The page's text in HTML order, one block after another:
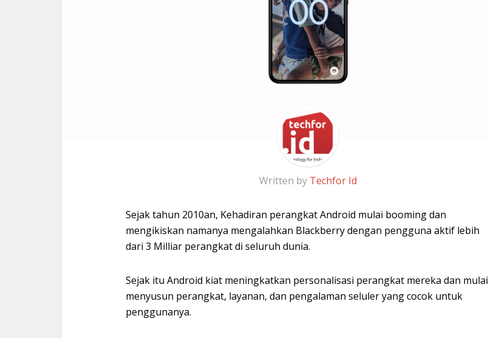
Written by Techfor Id
Sejak tahun 2010an, Kehadiran perangkat Android mulai booming dan
mengikiskan namanya mengalahkan Blackberry dengan pengguna aktif lebih
dari 3 Milliar perangkat di seluruh dunia.
Sejak itu Android kiat meningkatkan personalisasi perangkat mereka dan mulai
menyusun perangkat, layanan, dan pengalaman seluler yang cocok untuk
penggunanya.